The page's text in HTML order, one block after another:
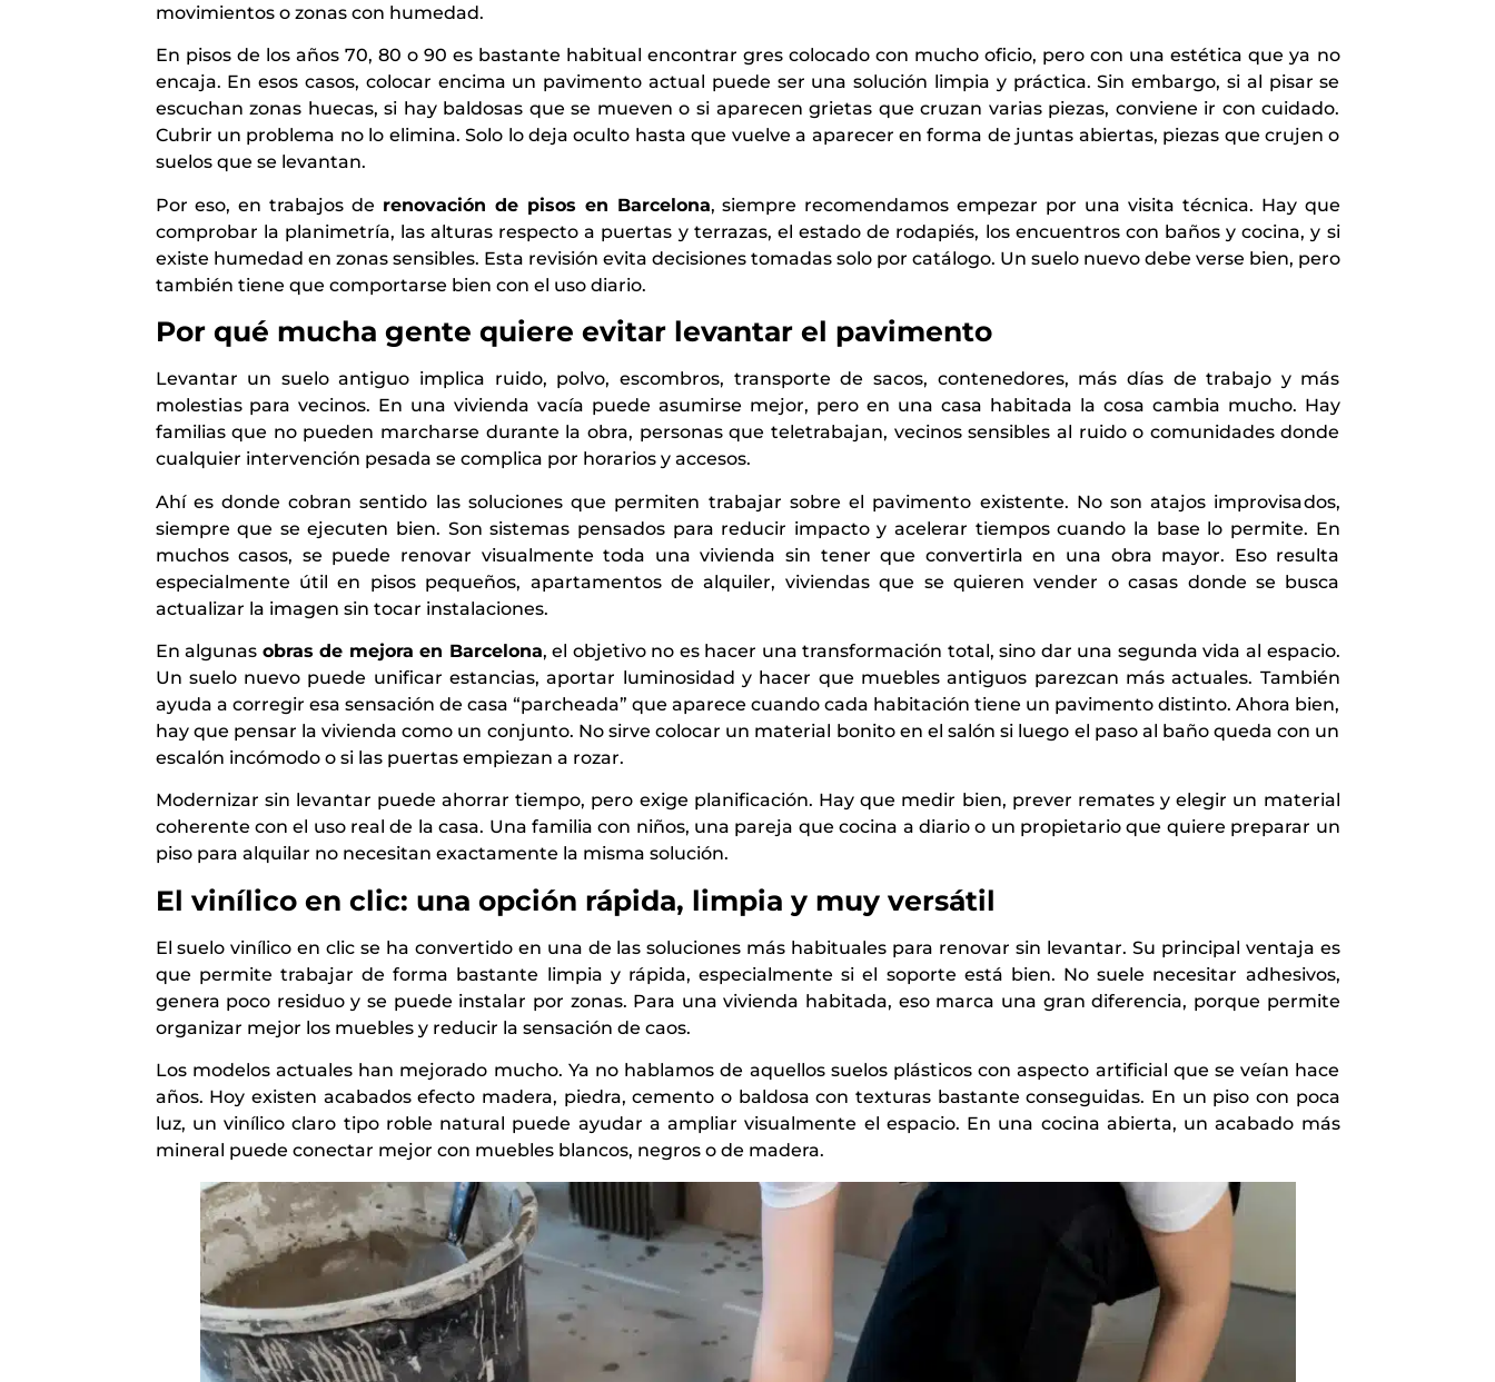
movimientos o zonas con humedad.
En pisos de los años 70, 80 o 90 es bastante habitual encontrar gres colocado con mucho oficio, pero con una estética que ya no
encaja. En esos casos, colocar encima un pavimento actual puede ser una solución limpia y práctica. Sin embargo, si al pisar se
escuchan zonas huecas, si hay baldosas que se mueven o si aparecen grietas que cruzan varias piezas, conviene ir con cuidado.
Cubrir un problema no lo elimina. Solo lo deja oculto hasta que vuelve a aparecer en forma de juntas abiertas, piezas que crujen o
suelos que se levantan.
Por eso, en trabajos de renovación de pisos en Barcelona, siempre recomendamos empezar por una visita técnica. Hay que
comprobar la planimetría, las alturas respecto a puertas y terrazas, el estado de rodapiés, los encuentros con baños y cocina, y si
existe humedad en zonas sensibles. Esta revisión evita decisiones tomadas solo por catálogo. Un suelo nuevo debe verse bien, pero
también tiene que comportarse bien con el uso diario.
Por qué mucha gente quiere evitar levantar el pavimento
Levantar un suelo antiguo implica ruido, polvo, escombros, transporte de sacos, contenedores, más días de trabajo y más
molestias para vecinos. En una vivienda vacía puede asumirse mejor, pero en una casa habitada la cosa cambia mucho. Hay
familias que no pueden marcharse durante la obra, personas que teletrabajan, vecinos sensibles al ruido o comunidades donde
cualquier intervención pesada se complica por horarios y accesos.
Ahí es donde cobran sentido las soluciones que permiten trabajar sobre el pavimento existente. No son atajos improvisados,
siempre que se ejecuten bien. Son sistemas pensados para reducir impacto y acelerar tiempos cuando la base lo permite. En
muchos casos, se puede renovar visualmente toda una vivienda sin tener que convertirla en una obra mayor. Eso resulta
especialmente útil en pisos pequeños, apartamentos de alquiler, viviendas que se quieren vender o casas donde se busca
actualizar la imagen sin tocar instalaciones.
En algunas obras de mejora en Barcelona, el objetivo no es hacer una transformación total, sino dar una segunda vida al espacio.
Un suelo nuevo puede unificar estancias, aportar luminosidad y hacer que muebles antiguos parezcan más actuales. También
ayuda a corregir esa sensación de casa “parcheada” que aparece cuando cada habitación tiene un pavimento distinto. Ahora bien,
hay que pensar la vivienda como un conjunto. No sirve colocar un material bonito en el salón si luego el paso al baño queda con un
escalón incómodo o si las puertas empiezan a rozar.
Modernizar sin levantar puede ahorrar tiempo, pero exige planificación. Hay que medir bien, prever remates y elegir un material
coherente con el uso real de la casa. Una familia con niños, una pareja que cocina a diario o un propietario que quiere preparar un
piso para alquilar no necesitan exactamente la misma solución.
El vinílico en clic: una opción rápida, limpia y muy versátil
El suelo vinílico en clic se ha convertido en una de las soluciones más habituales para renovar sin levantar. Su principal ventaja es
que permite trabajar de forma bastante limpia y rápida, especialmente si el soporte está bien. No suele necesitar adhesivos,
genera poco residuo y se puede instalar por zonas. Para una vivienda habitada, eso marca una gran diferencia, porque permite
organizar mejor los muebles y reducir la sensación de caos.
Los modelos actuales han mejorado mucho. Ya no hablamos de aquellos suelos plásticos con aspecto artificial que se veían hace
años. Hoy existen acabados efecto madera, piedra, cemento o baldosa con texturas bastante conseguidas. En un piso con poca
luz, un vinílico claro tipo roble natural puede ayudar a ampliar visualmente el espacio. En una cocina abierta, un acabado más
mineral puede conectar mejor con muebles blancos, negros o de madera.